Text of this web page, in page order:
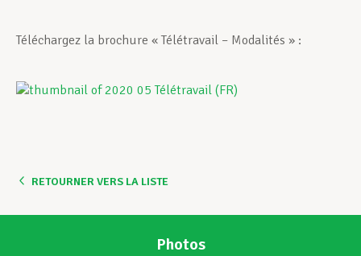
Téléchargez la brochure « Télétravail – Modalités » :
RETOURNER VERS LA LISTE
Photos